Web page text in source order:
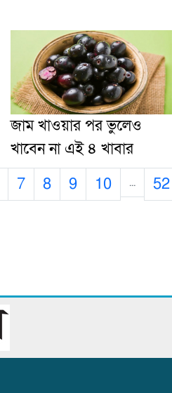
জাম খাওয়ার পর ভুলেও
খাবেন না এই ৪ খাবার
7 8 9 10 ... 52